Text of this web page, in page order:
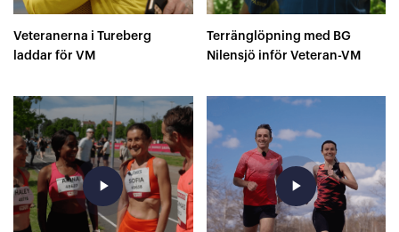
Veteranerna i Tureberg
laddar för VM
Terränglöpning med BG
Nilensjö inför Veteran-VM
play_arrow play_arrow